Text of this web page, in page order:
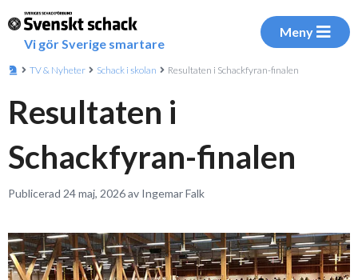
Vi gör Sverige smartare
Meny
TV & Nyheter Schack i skolan Resultaten i Schackfyran-finalen
Resultaten i
Schackfyran-finalen
Publicerad 24 maj, 2026 av Ingemar Falk